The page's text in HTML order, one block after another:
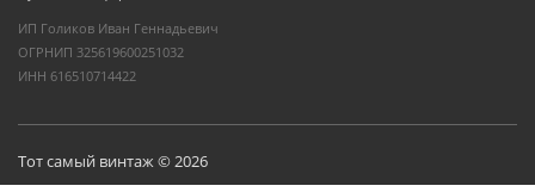
ИП Голиков Иван Геннадьевич
ОГРНИП 325619600251032
ИНН 616510714422
Тот самый винтаж © 2026